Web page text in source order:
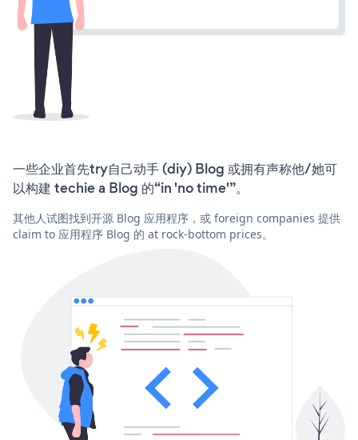
一些企业首先try自己动手 (diy) Blog 或拥有声称他/她可
以构建 techie a Blog 的“in 'no time'”。
其他人试图找到开源 Blog 应用程序，或 foreign companies 提供
claim to 应用程序 Blog 的 at rock-bottom prices。